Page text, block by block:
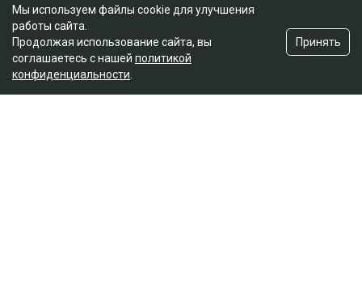
Мы используем файлы cookie для улучшения
работы сайта.
Продолжая использование сайта, вы
соглашаетесь с нашей политикой
конфиденциальности
Принять